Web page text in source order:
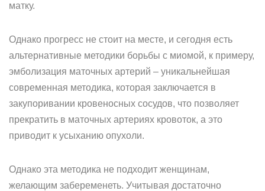
матку.
Однако прогресс не стоит на месте, и сегодня есть
альтернативные методики борьбы с миомой, к примеру,
эмболизация маточных артерий – уникальнейшая
современная методика, которая заключается в
закупоривании кровеносных сосудов, что позволяет
прекратить в маточных артериях кровоток, а это
приводит к усыханию опухоли.
Однако эта методика не подходит женщинам,
желающим забеременеть. Учитывая достаточно